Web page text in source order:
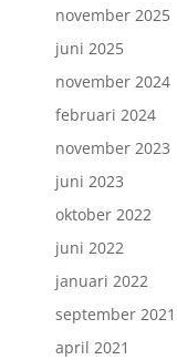
november 2025
juni 2025
november 2024
februari 2024
november 2023
juni 2023
oktober 2022
juni 2022
januari 2022
september 2021
april 2021